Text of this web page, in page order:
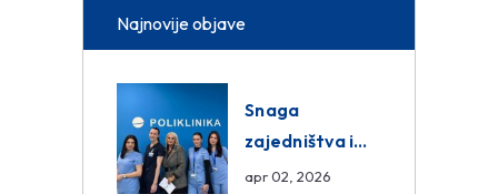
Najnovije objave
Snaga
zajedništva i
razmjena
apr 02, 2026